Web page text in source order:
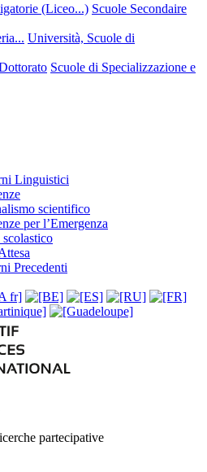
(Liceo...) Scuole Secondaire
Università, Scuole di
Scuole di Specializzazione e
Linguistici
scientifico
per l’Emergenza
scolastico
Precedenti
partecipative